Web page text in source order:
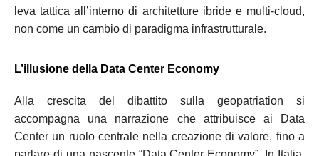
leva tattica all’interno di architetture ibride e multi-cloud,
non come un cambio di paradigma infrastrutturale.
L’illusione della Data Center Economy
Alla crescita del dibattito sulla geopatriation si
accompagna una narrazione che attribuisce ai Data
Center un ruolo centrale nella creazione di valore, fino a